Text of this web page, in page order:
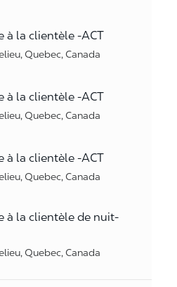
à la clientèle -ACT
Quebec, Canada
à la clientèle -ACT
Quebec, Canada
à la clientèle -ACT
Quebec, Canada
à la clientèle de nuit-
Quebec, Canada